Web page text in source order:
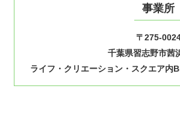
事業所
〒275-
千葉県習志野市茜
ライフ・クリエーション・スクエア内